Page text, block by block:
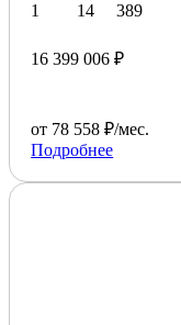
1
14
389
16 399 006 ₽
от 78 558 ₽/мес.
Подробнее